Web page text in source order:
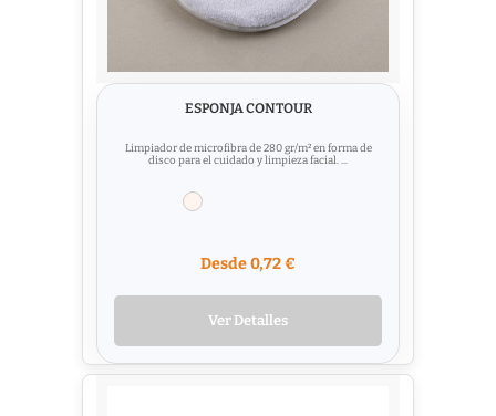
ESPONJA CONTOUR
Limpiador de microfibra de 280 gr/m² en forma de
disco para el cuidado y limpieza facial. ...
Desde 0,72 €
Ver Detalles